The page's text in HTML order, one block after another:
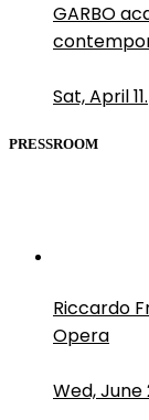
GARBO
Sat, April 11.
PRESSROOM
Riccardo
Opera
Wed, June